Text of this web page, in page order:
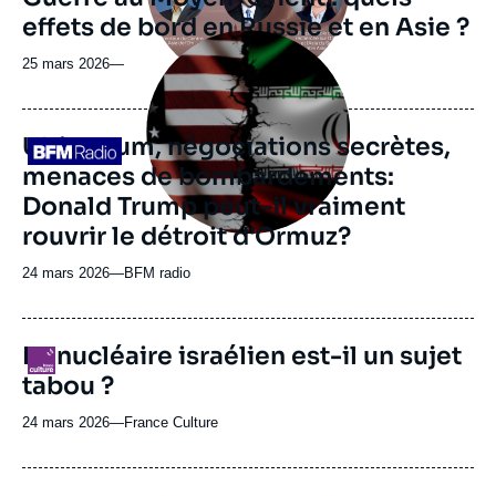
effets de bord en Russie et en Asie ?
25 mars 2026—
Logo
Image
principale
médiatique
Ultimatum, négociations secrètes,
menaces de bombardements:
Donald Trump peut-il vraiment
rouvrir le détroit d'Ormuz?
24 mars 2026—Nom
journal,
ou
BFM radio
Logo
Le nucléaire israélien est-il un sujet
tabou ?
24 mars 2026—Nom
journal,
France Culture